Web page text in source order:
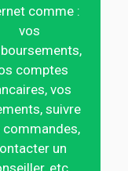
comme :
vos
comptes
vos
suivre
commandes,
un
etc.